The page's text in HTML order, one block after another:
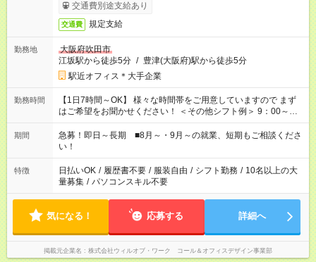
交通費別途支給あり
交通費 規定支給
勤務地
大阪府吹田市
江坂駅から徒歩5分 / 豊津(大阪府)駅から徒歩5分
駅近オフィス＊大手企業
勤務時間
【1日7時間～OK】 様々な時間帯をご用意していますので まず
はご希望をお聞かせください！ ＜その他シフト例＞ 9：00～
17：00 11：00～20：00 などなど！その他のお時間もOKです！
期間
急募！即日～長期 ■8月～・9月～の就業、短期もご相談くださ
い！
特徴 日払いOK / 履歴書不要 / 服装自由 / シフト勤務 / 10名以上の大
量募集 / パソコンスキル不要
気になる！ 応募する 詳細へ
掲載元企業名 株式会社ウィルオブ・ワーク コール＆オフィスデザイン事業部